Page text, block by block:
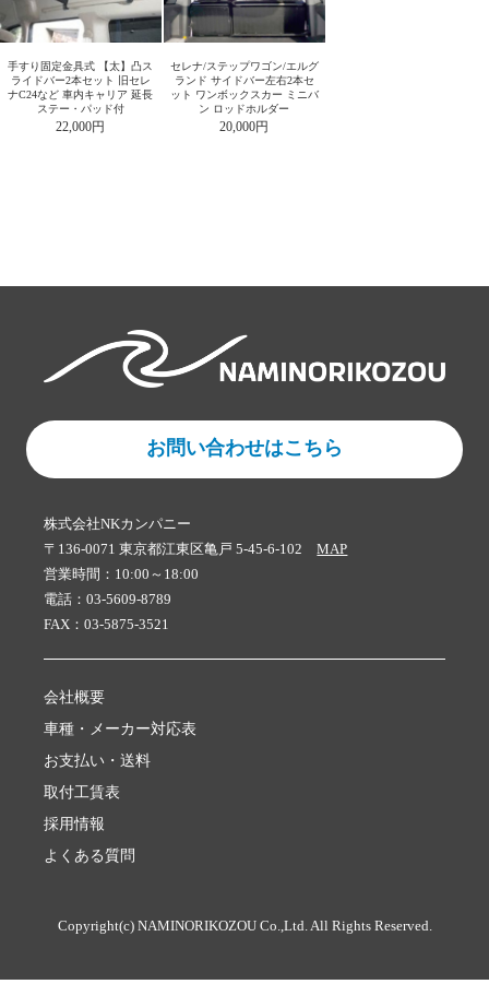
手すり固定金具式 【太】凸ス
ライドバー2本セット 旧セレ
ナC24など 車内キャリア 延長
ステー・パッド付
22,000円
セレナ/ステップワゴン/エルグ
ランド サイドバー左右2本セ
ット ワンボックスカー ミニバ
ン ロッドホルダー
20,000円
お問い合わせはこちら
株式会社NKカンパニー
〒136-0071 東京都江東区亀戸 5-45-6-102MAP
営業時間：10:00～18:00
電話：03-5609-8789
FAX：03-5875-3521
会社概要
車種・メーカー対応表
お支払い・送料
取付工賃表
採用情報
よくある質問
Copyright(c) NAMINORIKOZOU Co.,Ltd. All Rights Reserved.